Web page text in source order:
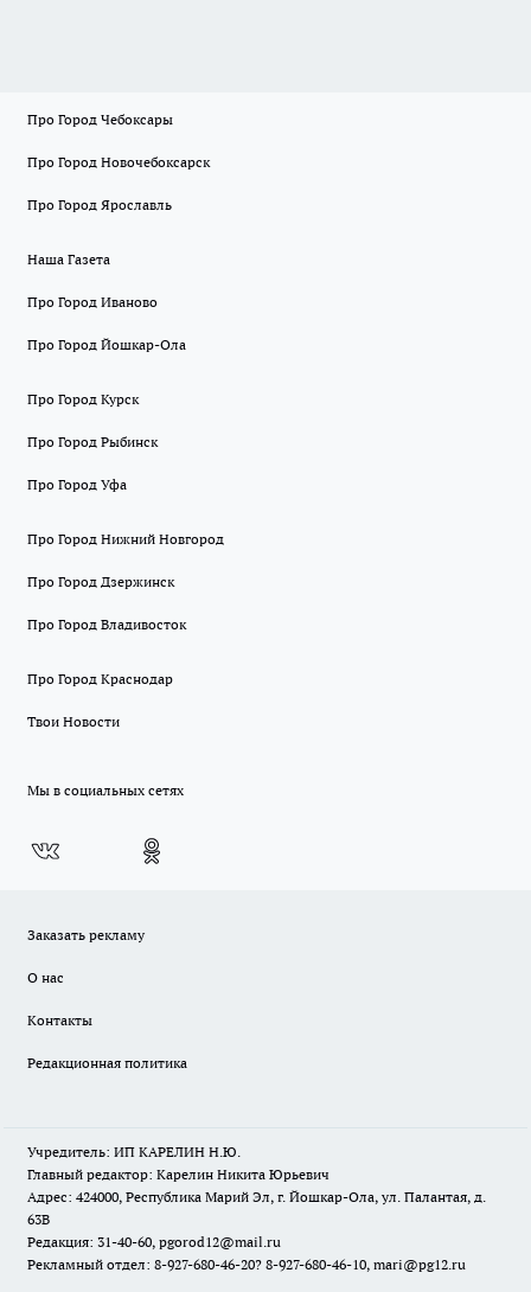
Про Город Чебоксары
Про Город Новочебоксарск
Про Город Ярославль
Наша Газета
Про Город Иваново
Про Город Йошкар-Ола
Про Город Курск
Про Город Рыбинск
Про Город Уфа
Про Город Нижний Новгород
Про Город Дзержинск
Про Город Владивосток
Про Город Краснодар
Твои Новости
Мы в социальных сетях
Заказать рекламу
О нас
Контакты
Редакционная политика
Учредитель: ИП КАРЕЛИН Н.Ю.
Главный редактор: Карелин Никита Юрьевич
Адрес: 424000, Республика Марий Эл, г. Йошкар-Ола, ул. Палантая, д.
63В
Редакция: 31-40-60, pgorod12@mail.ru
Рекламный отдел: 8-927-680-46-20? 8-927-680-46-10, mari@pg12.ru